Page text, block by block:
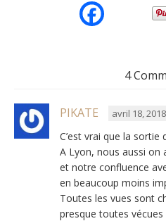
4
PIKATE avril 18,
C’est vrai que la
A Lyon, nous aussi on
et notre confluence
en beaucoup moins
Toutes les vues sont
presque toutes vécues